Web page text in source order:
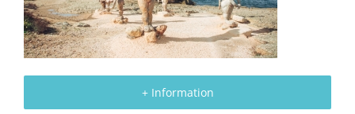
+ Information